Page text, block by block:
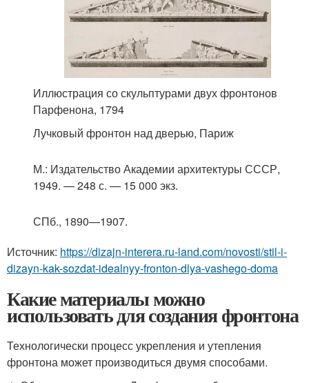
Иллюстрация со скульптурами двух фронтонов
Парфенона, 1794
Лучковый фронтон над дверью, Париж
М.: Издательство Академии архитектуры СССР,
1949. — 248 с. — 15 000 экз.
СПб., 1890—1907.
Источник: https://dizajn-interera.ru-land.com/novosti/stil-i-
dizayn-kak-sozdat-idealnyy-fronton-dlya-vashego-doma
Какие материалы можно
использовать для создания фронтона
Технологически процесс укрепления и утепления
фронтона может производиться двумя способами.